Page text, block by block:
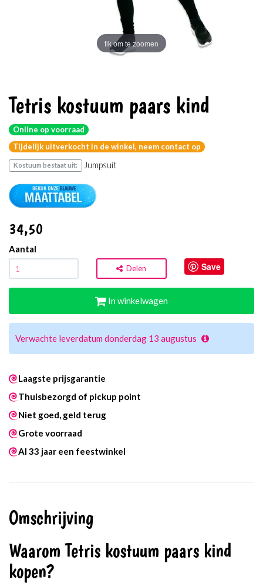
tik om te zoomen
Tetris kostuum paars kind
Online op voorraad
Tijdelijk uitverkocht in de winkel, neem contact op
Kostuum bestaat uit: Jumpsuit
34,50
Aantal
Delen Save
In winkelwagen
Verwachte leverdatum donderdag 13 augustus
Laagste prijsgarantie
Thuisbezorgd of pickup point
Niet goed, geld terug
Grote voorraad
Al 33 jaar een feestwinkel
Omschrijving
Waarom Tetris kostuum paars kind
kopen?